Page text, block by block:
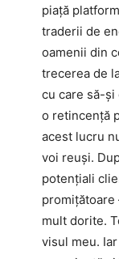
piață
traderii de
oamenii din
trecerea de
cu care să-
o retincență
acest lucru
voi reuși.
potențiali
promițătoare
mult dorite.
visul meu.